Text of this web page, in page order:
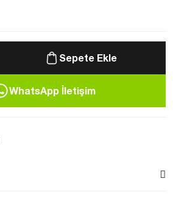
Sepete Ekle
WhatsApp İletişim